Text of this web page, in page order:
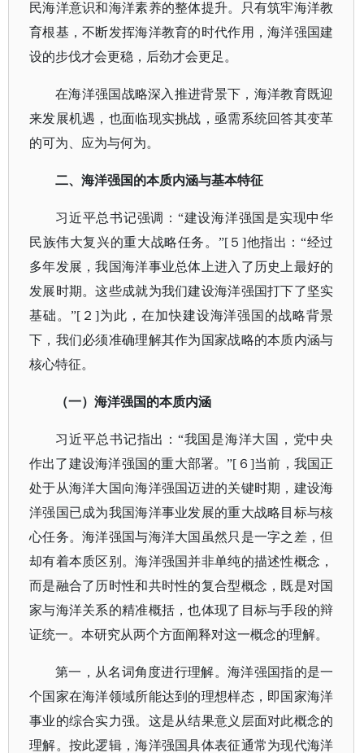
民海洋意识和海洋素养的整体提升。只有筑牢海洋教
育根基，不断发挥海洋教育的时代作用，海洋强国建
设的步伐才会更稳，后劲才会更足。
在海洋强国战略深入推进背景下，海洋教育既迎
来发展机遇，也面临现实挑战，亟需系统回答其变革
的可为、应为与何为。
二、海洋强国的本质内涵与基本特征
习近平总书记强调： “建设海洋强国是实现中华
民族伟大复兴的重大战略任务。”[５]他指出：“经过
多年发展，我国海洋事业总体上进入了历史上最好的
发展时期。这些成就为我们建设海洋强国打下了坚实
基础。”[２]为此，在加快建设海洋强国的战略背景
下，我们必须准确理解其作为国家战略的本质内涵与
核心特征。
（一）海洋强国的本质内涵
习近平总书记指出： “我国是海洋大国，党中央
作出了建设海洋强国的重大部署。”[６]当前，我国正
处于从海洋大国向海洋强国迈进的关键时期，建设海
洋强国已成为我国海洋事业发展的重大战略目标与核
心任务。海洋强国与海洋大国虽然只是一字之差，但
却有着本质区别。海洋强国并非单纯的描述性概念，
而是融合了历时性和共时性的复合型概念，既是对国
家与海洋关系的精准概括，也体现了目标与手段的辩
证统一。本研究从两个方面阐释对这一概念的理解。
第一，从名词角度进行理解。海洋强国指的是一
个国家在海洋领域所能达到的理想样态，即国家海洋
事业的综合实力强。这是从结果意义层面对此概念的
理解。按此逻辑，海洋强国具体表征通常为现代海洋